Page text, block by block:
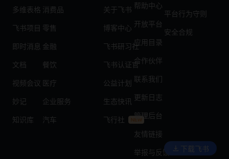
多维表格
飞书项目
即时消息
文档
视频会议
妙记
知识库
消费品
零售
金融
餐饮
医疗
企业服务
汽车
关于飞书
博客中心
飞书研习社
飞书认证官
公益计划
生态快讯
飞行社
帮助中心
开放平台
应用目录
合作伙伴
联系我们
更新日志
管理后台
友情链接
举报与反馈
平台行为守则
安全合规
下载飞书